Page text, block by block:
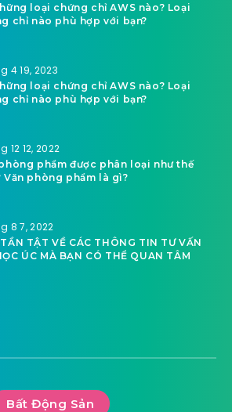
loại chứng chỉ AWS nào? Loại
chỉ nào phù hợp với bạn?
4 19, 2023
loại chứng chỉ AWS nào? Loại
chỉ nào phù hợp với bạn?
12 12, 2022
phẩm được phân loại như thế
Văn phòng phẩm là gì?
8 7, 2022
TẬT VỀ CÁC THÔNG TIN TƯ VẤN
ÚC MÀ BẠN CÓ THỂ QUAN TÂM
Bất Động Sản